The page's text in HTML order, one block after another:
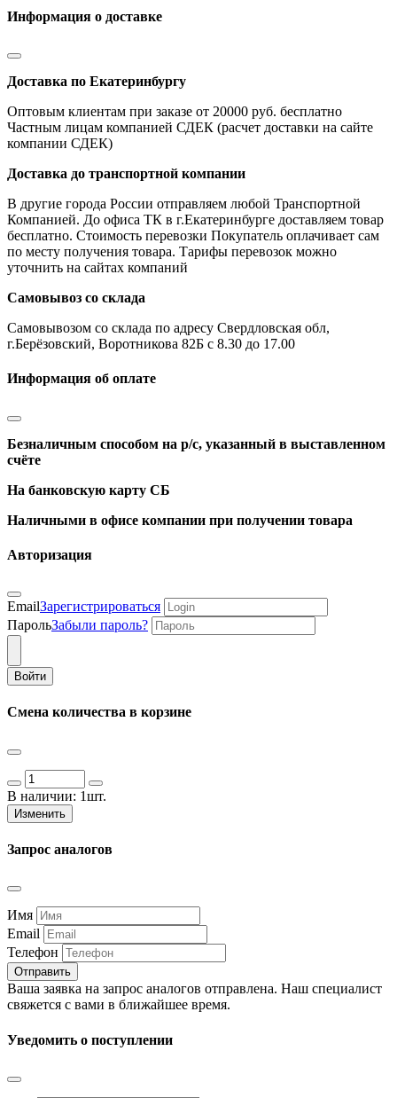
Информация о доставке
Доставка по Екатеринбургу
Оптовым клиентам при заказе от 20000 руб. бесплатно
Частным лицам компанией СДЕК (расчет доставки на сайте
компании СДЕК)
Доставка до транспортной компании
В другие города России отправляем любой Транспортной
Компанией. До офиса ТК в г.Екатеринбурге доставляем товар
бесплатно. Стоимость перевозки Покупатель оплачивает сам
по месту получения товара. Тарифы перевозок можно
уточнить на сайтах компаний
Самовывоз со склада
Самовывозом со склада по адресу Свердловская обл,
г.Берёзовский, Воротникова 82Б с 8.30 до 17.00
Информация об оплате
Безналичным способом на р/с, указанный в выставленном
счёте
На банковскую карту СБ
Наличными в офисе компании при получении товара
Авторизация
EmailЗарегистрироваться
ПарольЗабыли пароль?
Войти
Смена количества в корзине
В наличии: 1шт.
Изменить
Запрос аналогов
Имя
Email
Телефон
Отправить
Ваша заявка на запрос аналогов отправлена. Наш специалист
свяжется с вами в ближайшее время.
Уведомить о поступлении